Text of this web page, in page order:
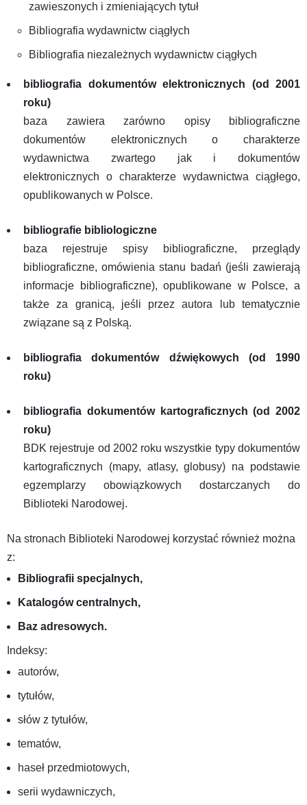
zawieszonych i zmieniających tytuł
Bibliografia wydawnictw ciągłych
Bibliografia niezależnych wydawnictw ciągłych
bibliografia dokumentów elektronicznych (od 2001
roku)
baza zawiera zarówno opisy bibliograficzne
dokumentów elektronicznych o charakterze
wydawnictwa zwartego jak i dokumentów
elektronicznych o charakterze wydawnictwa ciągłego,
opublikowanych w Polsce.
bibliografie bibliologiczne
baza rejestruje spisy bibliograficzne, przeglądy
bibliograficzne, omówienia stanu badań (jeśli zawierają
informacje bibliograficzne), opublikowane w Polsce, a
także za granicą, jeśli przez autora lub tematycznie
związane są z Polską.
bibliografia dokumentów dźwiękowych (od 1990
roku)
bibliografia dokumentów kartograficznych (od 2002
roku)
BDK rejestruje od 2002 roku wszystkie typy dokumentów
kartograficznych (mapy, atlasy, globusy) na podstawie
egzemplarzy obowiązkowych dostarczanych do
Biblioteki Narodowej.
Na stronach Biblioteki Narodowej korzystać również można
z:
Bibliografii specjalnych,
Katalogów centralnych,
Baz adresowych.
Indeksy:
autorów,
tytułów,
słów z tytułów,
tematów,
haseł przedmiotowych,
serii wydawniczych,